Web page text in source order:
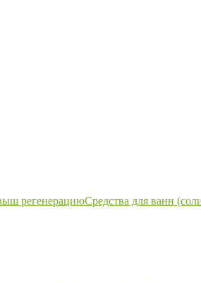
регенерациюСредства для ванн